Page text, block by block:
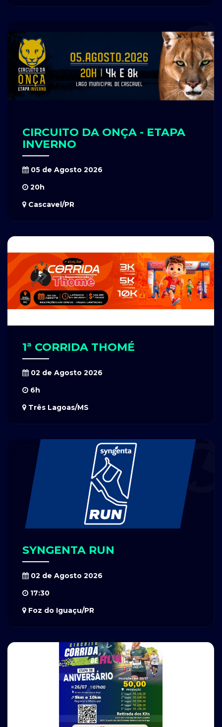
CIRCUITO DA ONÇA - ETAPA
INVERNO
05 de Agosto 2026
20h
Cascavel/PR
1ª CORRIDA THOMÉ
02 de Agosto 2026
6h
Três Lagoas/MS
SYNGENTA RUN
02 de Agosto 2026
17:30
Foz do Iguaçu/PR